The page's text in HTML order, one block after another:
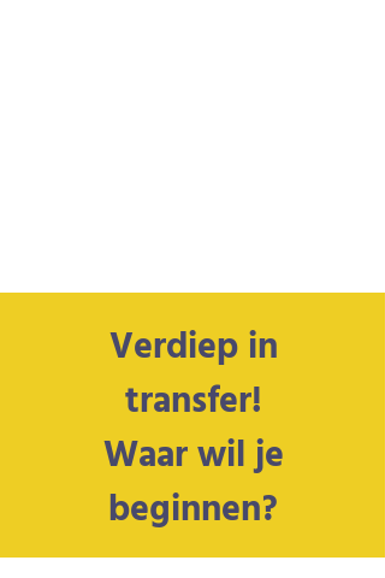
Verdiep in
transfer!
Waar wil je
beginnen?